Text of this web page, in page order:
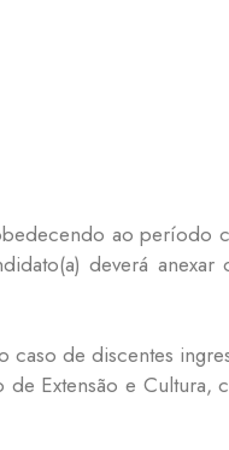
ao período
deverá anexar
de discentes
Extensão e Cultura,